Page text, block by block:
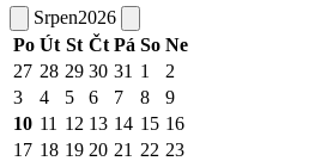
Srpen2026
Po Út St Čt Pá So Ne
27 28 29 30 31 1
2
3
4 5 6 7 8
9
10 11 12 13 14 15 16
17 18 19 20 21 22 23